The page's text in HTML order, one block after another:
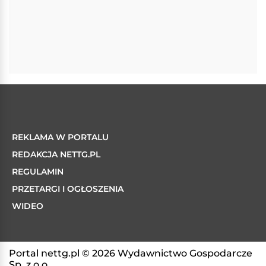
REKLAMA W PORTALU
REDAKCJA NETTG.PL
REGULAMIN
PRZETARGI I OGŁOSZENIA
WIDEO
Portal nettg.pl © 2026 Wydawnictwo Gospodarcze